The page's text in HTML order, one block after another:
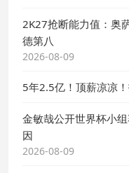
2K27抢断能力值：奥
德第八
2026-08-09
5年2.5亿！顶薪凉凉
金敏哉公开世界杯小
因
2026-08-09